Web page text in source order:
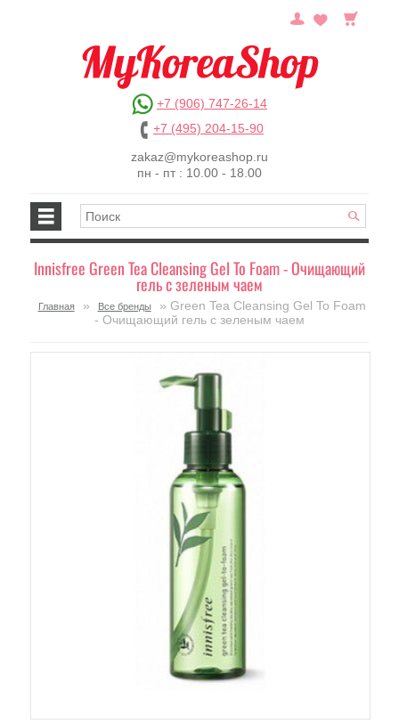
+7 (906) 747-26-14
+7 (495) 204-15-90
zakaz@mykoreashop.ru
пн - пт : 10.00 - 18.00
Innisfree Green Tea Cleansing Gel To Foam - Очищающий
гель с зеленым чаем
Главная » Все бренды
» Green Tea Cleansing Gel To Foam
- Очищающий гель с зеленым чаем